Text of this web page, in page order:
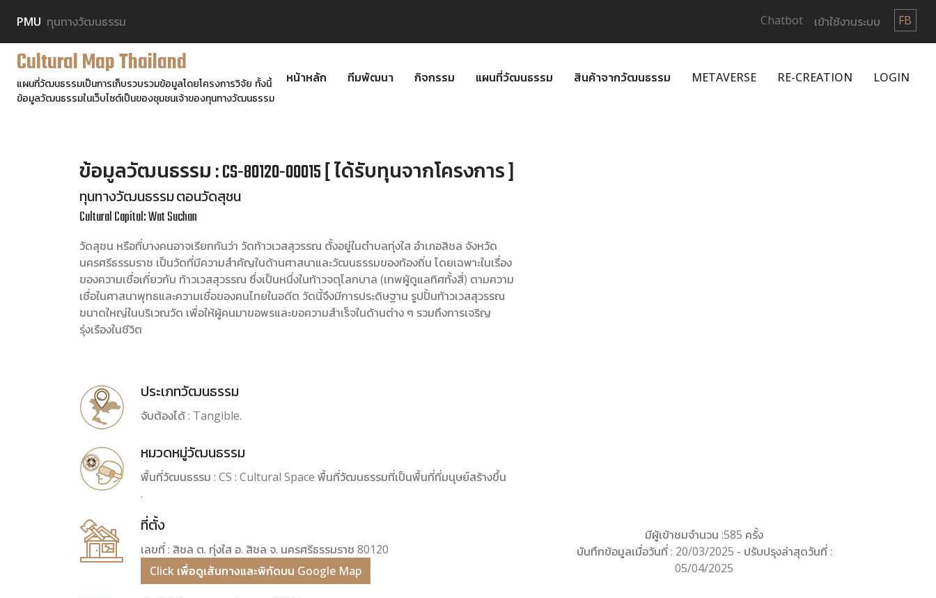
PMU ทุนทางวัฒนธรรม Chatbot เข้าใช้งานระบบ FB
Cultural Map Thailand
แผนที่วัฒนธรรมเป็นการเก็บรวบรวมข้อมูลโดยโครงการวิจัย ทั้งนี้
ข้อมูลวัฒนธรรมในเว็บไซต์เป็นของชุมชนเจ้าของทุนทางวัฒนธรรม
หน้าหลัก ทีมพัฒนา กิจกรรม แผนที่วัฒนธรรม สินค้าจากวัฒนธรรม METAVERSE RE-CREATION LOGIN
ข้อมูลวัฒนธรรม : CS-80120-00015 [ ได้รับทุนจากโครงการ ]
ทุนทางวัฒนธรรม ตอนวัดสุชน
Cultural Capital: Wat Suchan
วัดสุชน หรือที่บางคนอาจเรียกกันว่า วัดท้าวเวสสุวรรณ ตั้งอยู่ในตำบลทุ่งใส อำเภอสิชล จังหวัด
นครศรีธรรมราช เป็นวัดที่มีความสำคัญในด้านศาสนาและวัฒนธรรมของท้องถิ่น โดยเฉพาะในเรื่อง
ของความเชื่อเกี่ยวกับ ท้าวเวสสุวรรณ ซึ่งเป็นหนึ่งในท้าวจตุโลกบาล (เทพผู้ดูแลทิศทั้งสี่) ตามความ
เชื่อในศาสนาพุทธและความเชื่อของคนไทยในอดีต วัดนี้จึงมีการประดิษฐาน รูปปั้นท้าวเวสสุวรรณ
ขนาดใหญ่ในบริเวณวัด เพื่อให้ผู้คนมาขอพรและขอความสำเร็จในด้านต่าง ๆ รวมถึงการเจริญ
รุ่งเรืองในชีวิต
ประเภทวัฒนธรรม
จับต้องได้ : Tangible.
หมวดหมู่วัฒนธรรม
พื้นที่วัฒนธรรม : CS : Cultural Space พื้นที่วัฒนธรรมที่เป็นพื้นที่ที่มนุษย์สร้างขึ้น
.
ที่ตั้ง
เลขที่ : สิชล ต. ทุ่งใส อ. สิชล จ. นครศรีธรรมราช 80120
Click เพื่อดูเส้นทางและพิกัดบน Google Map
มีผู้เข้าชมจำนวน :585 ครั้ง
บันทึกข้อมูลเมื่อวันที่ : 20/03/2025 - ปรับปรุงล่าสุดวันที่ :
05/04/2025